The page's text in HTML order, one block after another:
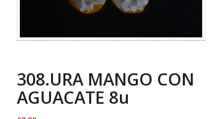
308.URA MANGO CON
AGUACATE 8u